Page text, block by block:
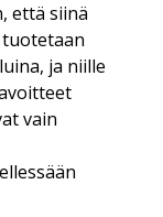
että siinä
ja niille
vain